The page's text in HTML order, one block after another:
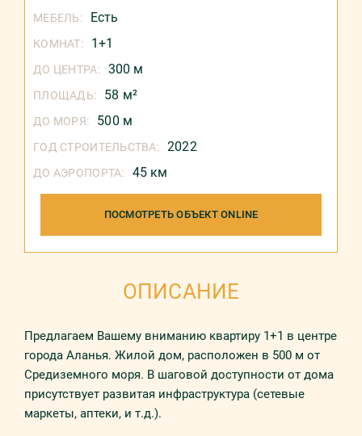
МЕБЕЛЬ: Есть
КОМНАТ: 1+1
ДО ЦЕНТРА: 300 м
ПЛОЩАДЬ: 58 м²
ДО МОРЯ: 500 м
ГОД СТРОИТЕЛЬСТВА: 2022
ДО АЭРОПОРТА: 45 км
ПОСМОТРЕТЬ ОБЪЕКТ ONLINE
ОПИСАНИЕ
Предлагаем Вашему вниманию квартиру 1+1 в центре
города Аланья. Жилой дом, расположен в 500 м от
Средиземного моря. В шаговой доступности от дома
присутствует развитая инфраструктура (сетевые
маркеты, аптеки, и т.д.).